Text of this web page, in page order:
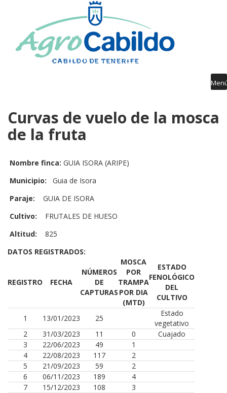
Curvas de vuelo de la mosca
de la fruta
Nombre finca: GUIA ISORA (ARIPE)
Municipio:
Guia de Isora
Paraje:
GUIA DE ISORA
Cultivo:
FRUTALES DE HUESO
Altitud:
825
DATOS REGISTRADOS:
REGISTRO FECHA
NÚMEROS
DE
CAPTURAS
MOSCA
POR
TRAMPA
POR DIA
(MTD)
ESTADO
FENOLÓGICO
DEL
CULTIVO
1 13/01/2023 25
Estado
vegetativo
2
31/03/2023 11 0
Cuajado
3
22/06/2023 49
1
4
22/08/2023 117
2
5
21/09/2023 59
2
6
06/11/2023 189
4
7
15/12/2023 108 3
AGROCABILDO
RIEGO
AGROMETEOROLOGÍA
PUBLICACIONES
GUÍA SERVICIOS